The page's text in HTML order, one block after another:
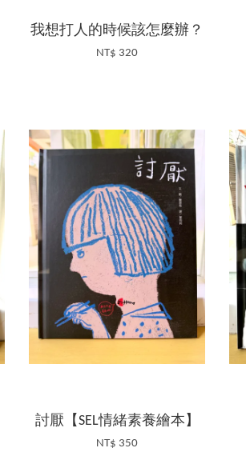
我想打人的時候該怎麼辦？
NT$ 320
討厭【SEL情緒素養繪本】
NT$ 350